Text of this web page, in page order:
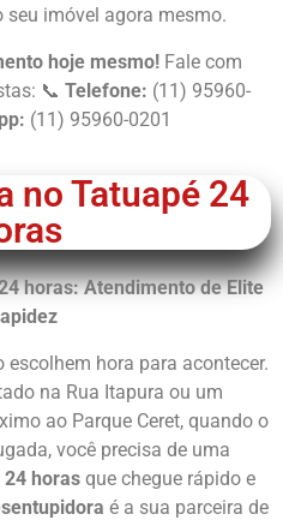
imóvel agora mesmo.
hoje mesmo!Fale com
📞 Telefone: (11) 95960-
(11) 95960-0201
no Tatuapé 24
horas: Atendimento de Elite
hora para acontecer.
na Rua Itapura ou um
ao Parque Ceret, quando o
você precisa de uma
horas que chegue rápido e
é a sua parceira de